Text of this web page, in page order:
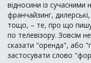
відносини із сучасними
франчайзинг,
тощо, – те, про що
по телевізору. Зовсім
сказати "оренда", або
застосувати слово